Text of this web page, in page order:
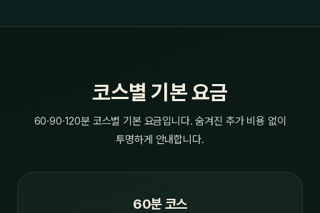
코스별 기본 요금
60·90·120분 코스별 기본 요금입니다. 숨겨진 추가 비용 없이
투명하게 안내합니다.
60분 코스